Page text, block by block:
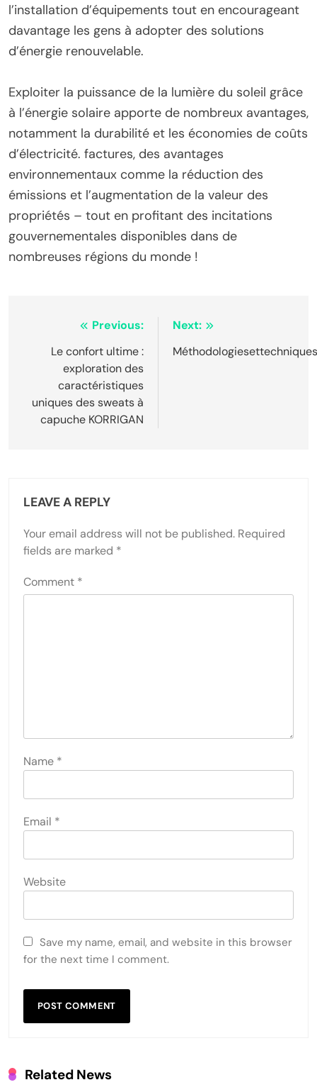
l’installation d’équipements tout en encourageant
davantage les gens à adopter des solutions
d’énergie renouvelable.
Exploiter la puissance de la lumière du soleil grâce
à l’énergie solaire apporte de nombreux avantages,
notamment la durabilité et les économies de coûts
d’électricité. factures, des avantages
environnementaux comme la réduction des
émissions et l’augmentation de la valeur des
propriétés – tout en profitant des incitations
gouvernementales disponibles dans de
nombreuses régions du monde !
navigation
Previous:
Le confort ultime :
exploration des
caractéristiques
uniques des sweats à
capuche KORRIGAN
Next:
LEAVE A REPLY
Your email address will not be published. Required
fields are marked *
Comment *
Name *
Email *
Website
Save my name, email, and website in this browser
for the next time I comment.
Related News